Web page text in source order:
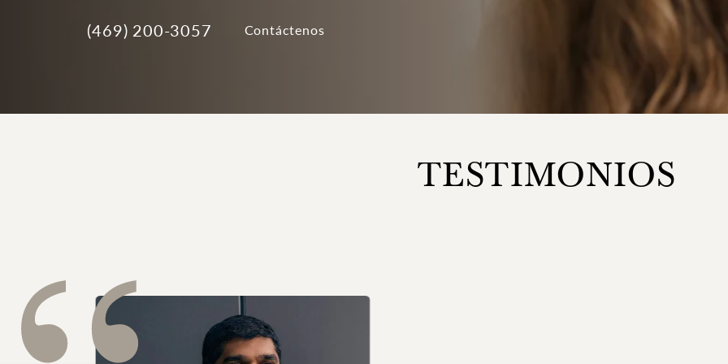
(469) 200-3057 Contáctenos
TESTIMONIOS